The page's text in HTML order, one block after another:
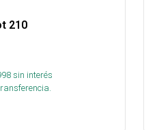
210
sin interés